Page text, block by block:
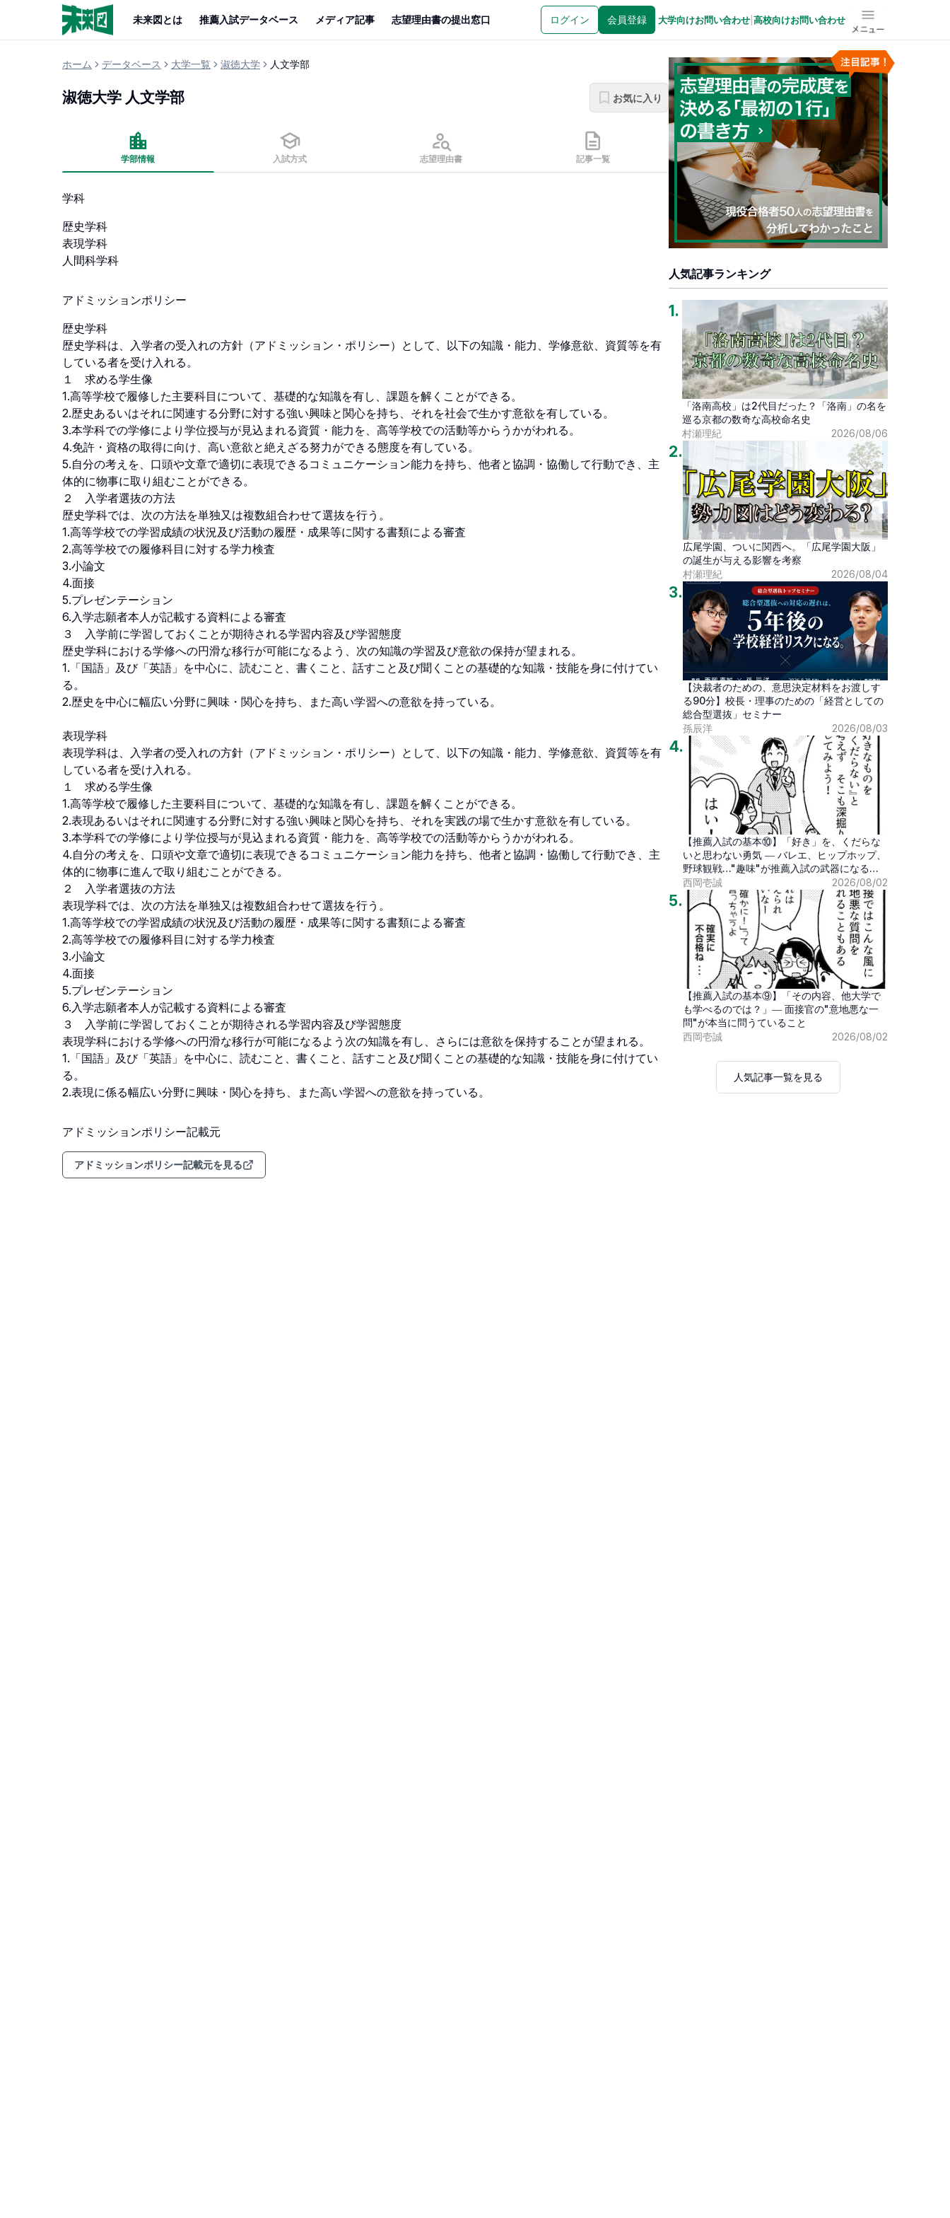
未来図とは 推薦入試データベース メディア記事 志望理由書の提出窓口 ログイン 会員登録 大学向けお問い合わせ 高校向けお問い合わせ メニュー
ホーム データベース 大学一覧 淑徳大学 人文学部
淑徳大学 人文学部 お気に入り
学部情報 入試方式 志望理由書 記事一覧
学科
歴史学科
表現学科
人間科学科
アドミッションポリシー
歴史学科
歴史学科は、入学者の受入れの方針（アドミッション・ポリシー）として、以下の知識・能力、学修意欲、資質等を有
している者を受け入れる。
１　求める学生像
1.高等学校で履修した主要科目について、基礎的な知識を有し、課題を解くことができる。
2.歴史あるいはそれに関連する分野に対する強い興味と関心を持ち、それを社会で生かす意欲を有している。
3.本学科での学修により学位授与が見込まれる資質・能力を、高等学校での活動等からうかがわれる。
4.免許・資格の取得に向け、高い意欲と絶えざる努力ができる態度を有している。
5.自分の考えを、口頭や文章で適切に表現できるコミュニケーション能力を持ち、他者と協調・協働して行動でき、主
体的に物事に取り組むことができる。
２　入学者選抜の方法
歴史学科では、次の方法を単独又は複数組合わせて選抜を行う。
1.高等学校での学習成績の状況及び活動の履歴・成果等に関する書類による審査
2.高等学校での履修科目に対する学力検査
3.小論文
4.面接
5.プレゼンテーション
6.入学志願者本人が記載する資料による審査
３　入学前に学習しておくことが期待される学習内容及び学習態度
歴史学科における学修への円滑な移行が可能になるよう、次の知識の学習及び意欲の保持が望まれる。
1.「国語」及び「英語」を中心に、読むこと、書くこと、話すこと及び聞くことの基礎的な知識・技能を身に付けてい
る。
2.歴史を中心に幅広い分野に興味・関心を持ち、また高い学習への意欲を持っている。
表現学科
表現学科は、入学者の受入れの方針（アドミッション・ポリシー）として、以下の知識・能力、学修意欲、資質等を有
している者を受け入れる。
１　求める学生像
1.高等学校で履修した主要科目について、基礎的な知識を有し、課題を解くことができる。
2.表現あるいはそれに関連する分野に対する強い興味と関心を持ち、それを実践の場で生かす意欲を有している。
3.本学科での学修により学位授与が見込まれる資質・能力を、高等学校での活動等からうかがわれる。
4.自分の考えを、口頭や文章で適切に表現できるコミュニケーション能力を持ち、他者と協調・協働して行動でき、主
体的に物事に進んで取り組むことができる。
２　入学者選抜の方法
表現学科では、次の方法を単独又は複数組合わせて選抜を行う。
1.高等学校での学習成績の状況及び活動の履歴・成果等に関する書類による審査
2.高等学校での履修科目に対する学力検査
3.小論文
4.面接
5.プレゼンテーション
6.入学志願者本人が記載する資料による審査
３　入学前に学習しておくことが期待される学習内容及び学習態度
表現学科における学修への円滑な移行が可能になるよう次の知識を有し、さらには意欲を保持することが望まれる。
1.「国語」及び「英語」を中心に、読むこと、書くこと、話すこと及び聞くことの基礎的な知識・技能を身に付けてい
る。
2.表現に係る幅広い分野に興味・関心を持ち、また高い学習への意欲を持っている。
アドミッションポリシー記載元
アドミッションポリシー記載元を見る
人気記事ランキング
1.
「洛南高校」は2代目だった？「洛南」の名を
巡る京都の数奇な高校命名史
村瀬理紀
2026/08/06
2.
広尾学園、ついに関西へ。「広尾学園大阪」
の誕生が与える影響を考察
村瀬理紀
2026/08/04
3.
【決裁者のための、意思決定材料をお渡しす
る90分】校長・理事のための「経営としての
総合型選抜」セミナー
孫辰洋
2026/08/03
4.
【推薦入試の基本⑩】「好き」を、くだらな
いと思わない勇気 ― バレエ、ヒップホップ、
野球観戦…"趣味"が推薦入試の武器になる時
代
西岡壱誠 2026/08/02
5.
【推薦入試の基本⑨】「その内容、他大学で
も学べるのでは？」― 面接官の"意地悪な一
問"が本当に問うていること
西岡壱誠
2026/08/02
人気記事一覧を見る